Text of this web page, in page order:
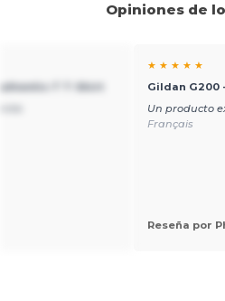
Opiniones de
T T-Shirt
★ ★ ★ ★ ★
Gildan G200
Un producto
Français
Reseña por